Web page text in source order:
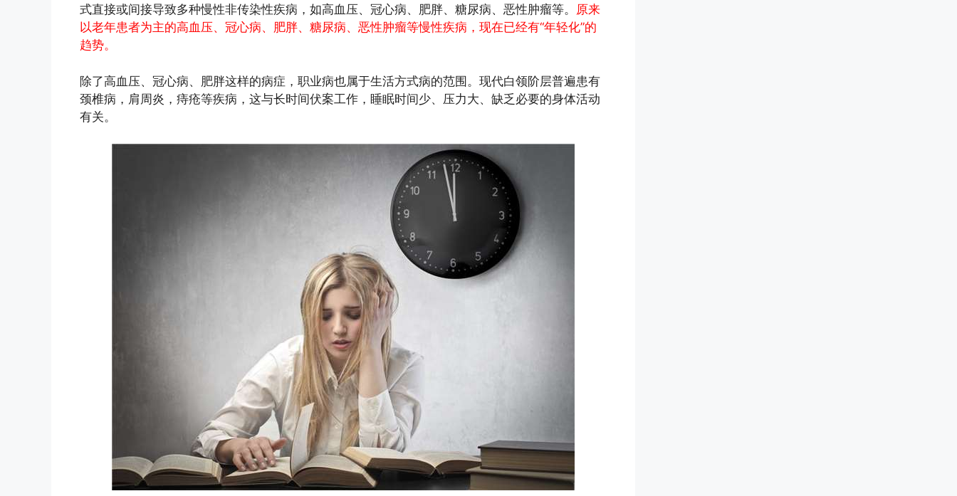
式直接或间接导致多种慢性非传染性疾病，如高血压、冠心病、肥胖、糖尿病、恶性肿瘤等。 原来
以老年患者为主的高血压、冠心病、肥胖、糖尿病、恶性肿瘤等慢性疾病，现在已经有“年轻化”的
趋势。
除了高血压、冠心病、肥胖这样的病症，职业病也属于生活方式病的范围。现代白领阶层普遍患有
颈椎病，肩周炎，痔疮等疾病，这与长时间伏案工作，睡眠时间少、压力大、缺乏必要的身体活动
有关。